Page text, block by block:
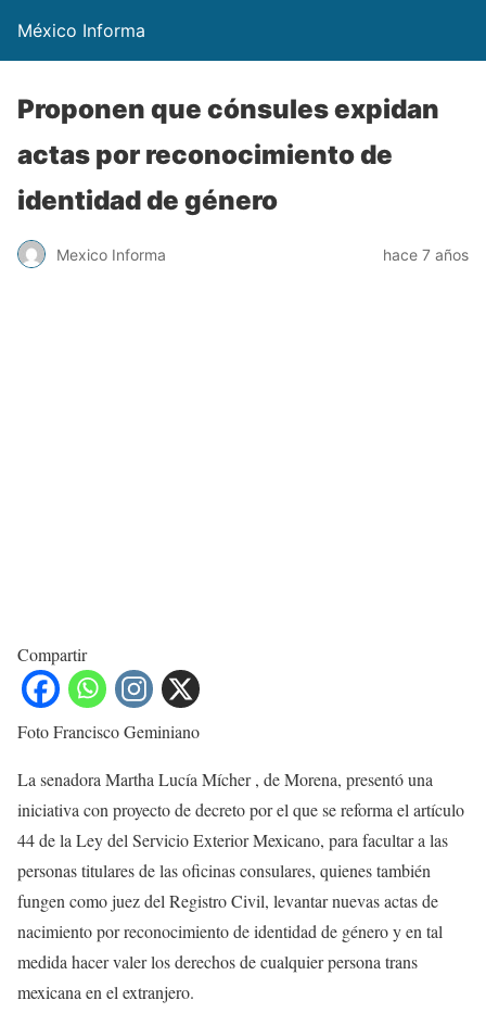
México Informa
Proponen que cónsules expidan
actas por reconocimiento de
identidad de género
Mexico Informa hace 7 años
Compartir
Foto Francisco Geminiano
La senadora Martha Lucía Mícher , de Morena, presentó una
iniciativa con proyecto de decreto por el que se reforma el artículo
44 de la Ley del Servicio Exterior Mexicano, para facultar a las
personas titulares de las oficinas consulares, quienes también
fungen como juez del Registro Civil, levantar nuevas actas de
nacimiento por reconocimiento de identidad de género y en tal
medida hacer valer los derechos de cualquier persona trans
mexicana en el extranjero.